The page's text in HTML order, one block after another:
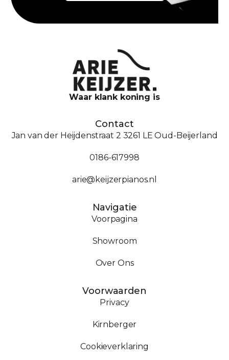
Waar klank koning is
Contact
Jan van der Heijdenstraat 2 3261 LE Oud-Beijerland
0186-617998
arie@keijzerpianos.nl
Navigatie
Voorpagina
Showroom
Over Ons
Voorwaarden
Privacy
Kirnberger
Cookieverklaring